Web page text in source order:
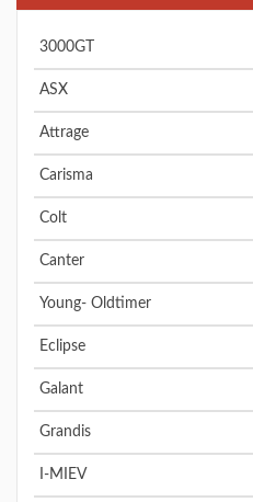
3000GT
ASX
Attrage
Carisma
Colt
Canter
Young- Oldtimer
Eclipse
Galant
Grandis
I-MIEV